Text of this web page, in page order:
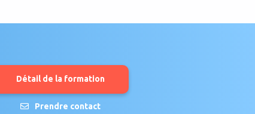
Détail de la formation
Prendre contact